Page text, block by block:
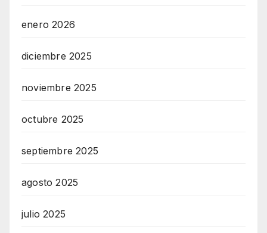
enero 2026
diciembre 2025
noviembre 2025
octubre 2025
septiembre 2025
agosto 2025
julio 2025